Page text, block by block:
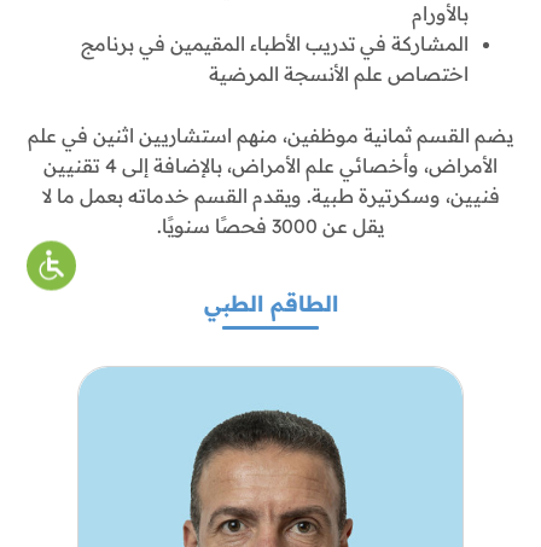
بالأورام
المشاركة في تدريب الأطباء المقيمين في برنامج
اختصاص علم الأنسجة المرضية
يضم القسم ثمانية موظفين، منهم استشاريين اثنين في علم
الأمراض، وأخصائي علم الأمراض، بالإضافة إلى 4 تقنيين
فنيين، وسكرتيرة طبية. ويقدم القسم خدماته بعمل ما لا
يقل عن 3000 فحصًا سنويًا.
الطاقم الطبي